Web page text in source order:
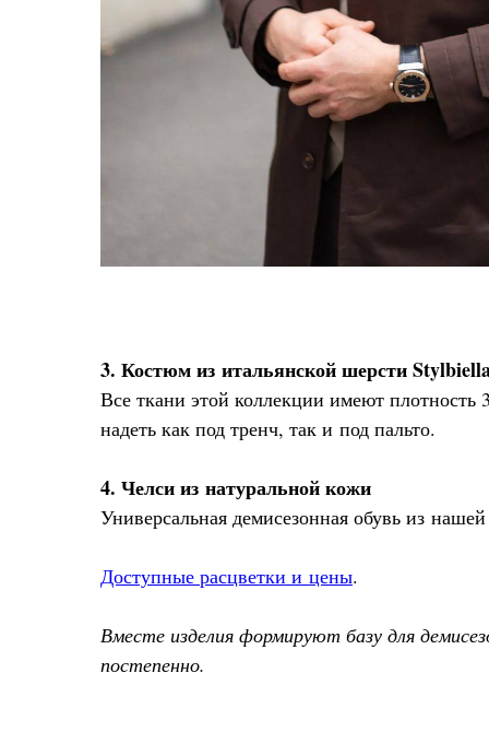
3. Костюм из итальянской шерсти
Все ткани этой коллекции имеют
надеть как под тренч, так и под пальто.
4. Челси из натуральной кожи
Универсальная демисезонная обувь из
Доступные расцветки и цены.
Вместе изделия формируют базу для
постепенно.